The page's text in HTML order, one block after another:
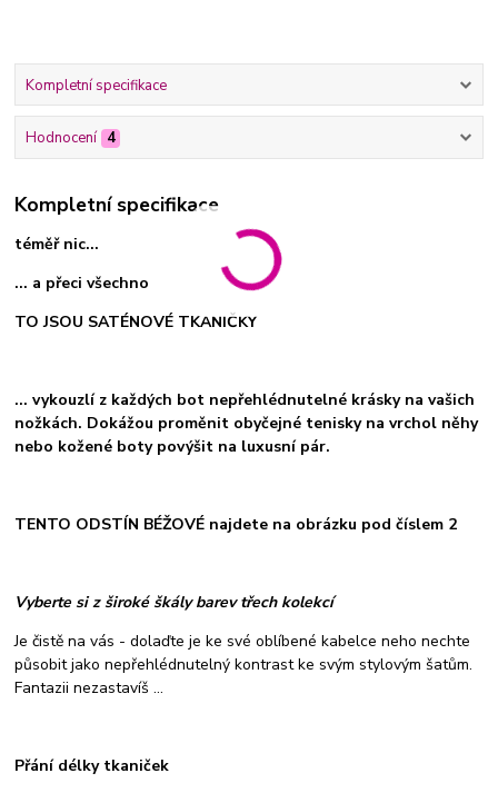
Kompletní specifikace
Hodnocení 4
Kompletní specifikace
téměř nic...
... a přeci všechno
TO JSOU SATÉNOVÉ TKANIČKY
... vykouzlí z každých bot nepřehlédnutelné krásky na vašich
nožkách. Dokážou proměnit obyčejné tenisky na vrchol něhy
nebo kožené boty povýšit na luxusní pár.
TENTO ODSTÍN BÉŽOVÉ najdete na obrázku pod číslem 2
Vyberte si z široké škály barev třech kolekcí
Je čistě na vás - dolaďte je ke své oblíbené kabelce neho nechte
působit jako nepřehlédnutelný kontrast ke svým stylovým šatům.
Fantazii nezastavíš ...
Přání délky tkaniček